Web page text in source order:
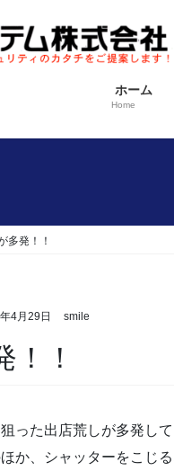
ホーム
Home
多発！！
4月29日 smile
！！
った出店荒しが多発して
か、シャッターをこじ